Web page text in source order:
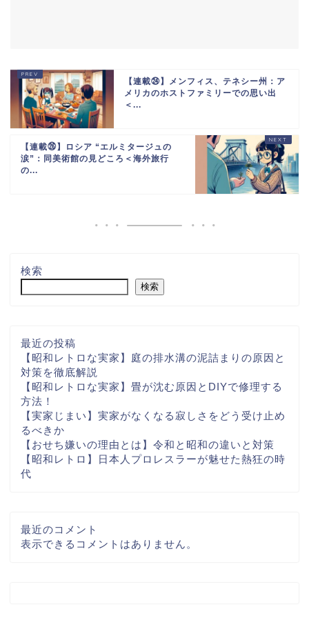
【連載㉔】メンフィス、テネシー州：ア
メリカのホストファミリーでの思い出
＜...
【連載㉖】ロシア “エルミタージュの
涙”：同美術館の見どころ＜海外旅行
の...
検索
検索
最近の投稿
【昭和レトロな実家】庭の排水溝の泥詰まりの原因と
対策を徹底解説
【昭和レトロな実家】畳が沈む原因とDIYで修理する
方法！
【実家じまい】実家がなくなる寂しさをどう受け止め
るべきか
【おせち嫌いの理由とは】令和と昭和の違いと対策
【昭和レトロ】日本人プロレスラーが魅せた熱狂の時
代
最近のコメント
表示できるコメントはありません。